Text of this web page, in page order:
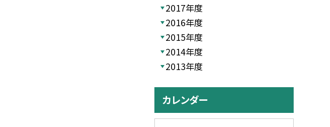
2017年度
2016年度
2015年度
2014年度
2013年度
カレンダー